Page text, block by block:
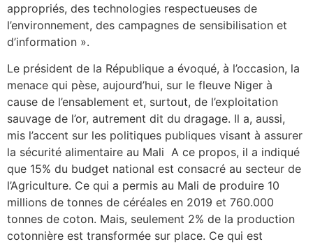
appropriés, des technologies respectueuses de
l’environnement, des campagnes de sensibilisation et
d’information ».
Le président de la République a évoqué, à l’occasion, la
menace qui pèse, aujourd’hui, sur le fleuve Niger à
cause de l’ensablement et, surtout, de l’exploitation
sauvage de l’or, autrement dit du dragage. Il a, aussi,
mis l’accent sur les politiques publiques visant à assurer
la sécurité alimentaire au Mali A ce propos, il a indiqué
que 15% du budget national est consacré au secteur de
l’Agriculture. Ce qui a permis au Mali de produire 10
millions de tonnes de céréales en 2019 et 760.000
tonnes de coton. Mais, seulement 2% de la production
cotonnière est transformée sur place. Ce qui est